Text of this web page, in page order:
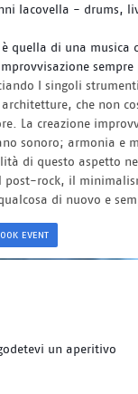
Iacovella - drums,
è quella di una musica
sempre
I singoli
che non
La creazione
sonoro; armonia e
di questo aspetto
post-rock, il
di nuovo e
event
godetevi un aperitivo